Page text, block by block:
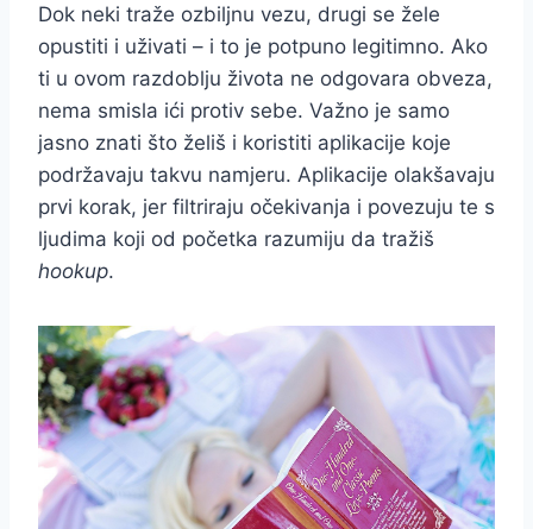
Dok neki traže ozbiljnu vezu, drugi se žele
opustiti i uživati – i to je potpuno legitimno. Ako
ti u ovom razdoblju života ne odgovara obveza,
nema smisla ići protiv sebe. Važno je samo
jasno znati što želiš i koristiti aplikacije koje
podržavaju takvu namjeru. Aplikacije olakšavaju
prvi korak, jer filtriraju očekivanja i povezuju te s
ljudima koji od početka razumiju da tražiš
hookup.